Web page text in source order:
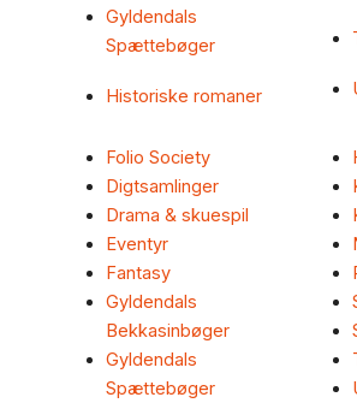
Gyldendals
Spættebøger
Historiske romaner
Folio Society
Digtsamlinger
Drama & skuespil
Eventyr
Fantasy
Gyldendals
Bekkasinbøger
Gyldendals
Spættebøger